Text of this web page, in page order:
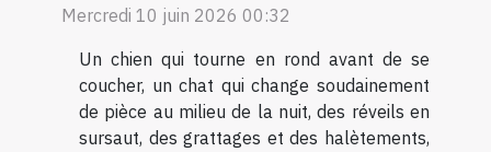
Mercredi 10 juin 2026 00:32
Un chien qui tourne en rond avant de se
coucher, un chat qui change soudainement
de pièce au milieu de la nuit, des réveils en
sursaut, des grattages et des halètements,